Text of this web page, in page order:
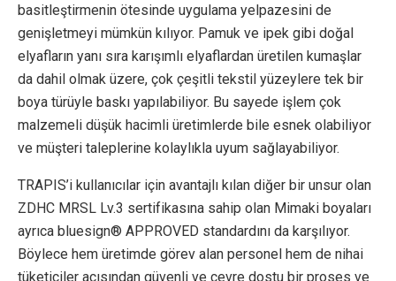
basitleştirmenin ötesinde uygulama yelpazesini de
genişletmeyi mümkün kılıyor. Pamuk ve ipek gibi doğal
elyafların yanı sıra karışımlı elyaflardan üretilen kumaşlar
da dahil olmak üzere, çok çeşitli tekstil yüzeylere tek bir
boya türüyle baskı yapılabiliyor. Bu sayede işlem çok
malzemeli düşük hacimli üretimlerde bile esnek olabiliyor
ve müşteri taleplerine kolaylıkla uyum sağlayabiliyor.
TRAPIS’i kullanıcılar için avantajlı kılan diğer bir unsur olan
ZDHC MRSL Lv.3 sertifikasına sahip olan Mimaki boyaları
ayrıca bluesign® APPROVED standardını da karşılıyor.
Böylece hem üretimde görev alan personel hem de nihai
tüketiciler açısından güvenli ve çevre dostu bir proses ve